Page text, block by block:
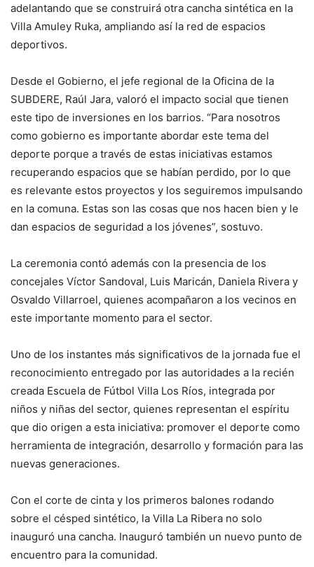
adelantando que se construirá otra cancha sintética en la
Villa Amuley Ruka, ampliando así la red de espacios
deportivos.
Desde el Gobierno, el jefe regional de la Oficina de la
SUBDERE, Raúl Jara, valoró el impacto social que tienen
este tipo de inversiones en los barrios. “Para nosotros
como gobierno es importante abordar este tema del
deporte porque a través de estas iniciativas estamos
recuperando espacios que se habían perdido, por lo que
es relevante estos proyectos y los seguiremos impulsando
en la comuna. Estas son las cosas que nos hacen bien y le
dan espacios de seguridad a los jóvenes”, sostuvo.
La ceremonia contó además con la presencia de los
concejales Víctor Sandoval, Luis Maricán, Daniela Rivera y
Osvaldo Villarroel, quienes acompañaron a los vecinos en
este importante momento para el sector.
Uno de los instantes más significativos de la jornada fue el
reconocimiento entregado por las autoridades a la recién
creada Escuela de Fútbol Villa Los Ríos, integrada por
niños y niñas del sector, quienes representan el espíritu
que dio origen a esta iniciativa: promover el deporte como
herramienta de integración, desarrollo y formación para las
nuevas generaciones.
Con el corte de cinta y los primeros balones rodando
sobre el césped sintético, la Villa La Ribera no solo
inauguró una cancha. Inauguró también un nuevo punto de
encuentro para la comunidad.